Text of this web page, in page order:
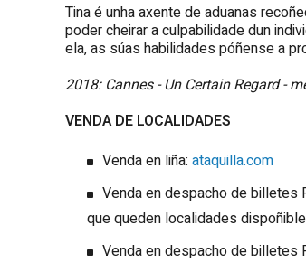
Tina é unha axente de aduanas
poder cheirar a culpabilidade dun
ela, as súas habilidades póñense a
2018: Cannes - Un Certain Regard -
VENDA DE LOCALIDADES
Venda en liña: ataquilla.com
Venda en despacho de billetes
que queden localidades
Venda en despacho de billetes